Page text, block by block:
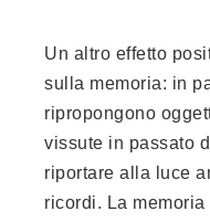
Un altro effetto
sulla memoria: in
ripropongono
vissute in passato
riportare alla luce
ricordi. La